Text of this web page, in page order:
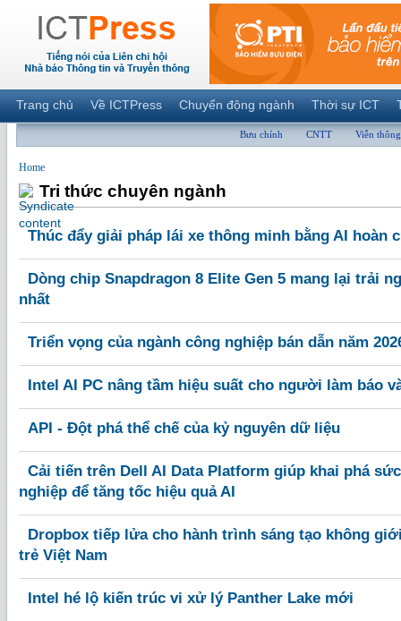
Trang chủ Về ICTPress Chuyển động ngành Thời sự ICT
Bưu chính CNTT Viễn thông
Home
Tri thức chuyên ngành
Thúc đẩy giải pháp lái xe thông minh bằng AI hoàn
Dòng chip Snapdragon 8 Elite Gen 5 mang lại trải
nhất
Triển vọng của ngành công nghiệp bán dẫn năm
Intel AI PC nâng tầm hiệu suất cho người làm báo
API - Đột phá thể chế của kỷ nguyên dữ liệu
Cải tiến trên Dell AI Data Platform giúp khai phá
nghiệp để tăng tốc hiệu quả AI
Dropbox tiếp lửa cho hành trình sáng tạo không
trẻ Việt Nam
Intel hé lộ kiến trúc vi xử lý Panther Lake mới